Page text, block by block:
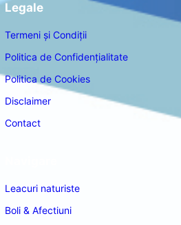
Legale
Termeni și Condiții
Politica de Confidențialitate
Politica de Cookies
Disclaimer
Contact
Leacuri naturiste
Boli & Afectiuni